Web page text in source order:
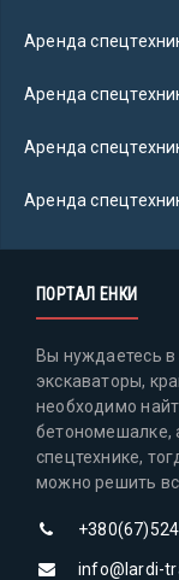
Аренда
Аренда
Аренда
Аренда
ПОРТАЛ ЕНКИ
Вы нуждаетесь
экскаваторы,
необходимо
бетономешалке,
спецтехнике,
можно решить
info@lardi-